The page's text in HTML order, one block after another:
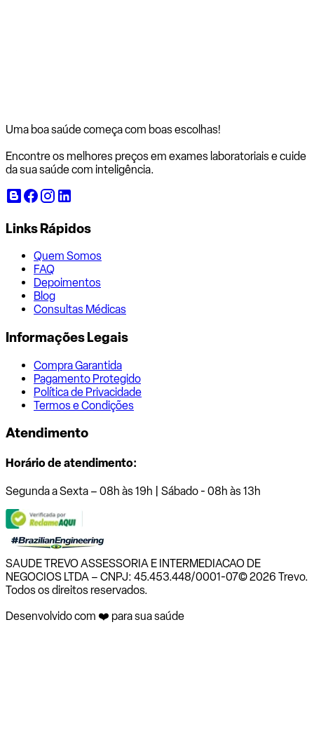
Uma boa saúde começa com boas escolhas!
Encontre os melhores preços em exames laboratoriais e cuide
da sua saúde com inteligência.
Links Rápidos
Quem Somos
FAQ
Depoimentos
Blog
Consultas Médicas
Informações Legais
Compra Garantida
Pagamento Protegido
Política de Privacidade
Termos e Condições
Atendimento
Horário de atendimento:
Segunda a Sexta – 08h às 19h | Sábado - 08h às 13h
SAUDE TREVO ASSESSORIA E INTERMEDIACAO DE
NEGOCIOS LTDA – CNPJ: 45.453.448/0001-07© 2026 Trevo.
Todos os direitos reservados.
Desenvolvido com ❤️ para sua saúde